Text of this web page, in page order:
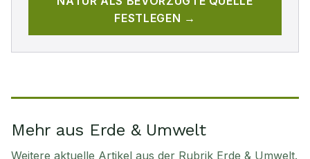
FESTLEGEN →
Mehr aus Erde & Umwelt
Weitere aktuelle Artikel aus der Rubrik Erde & Umwelt.